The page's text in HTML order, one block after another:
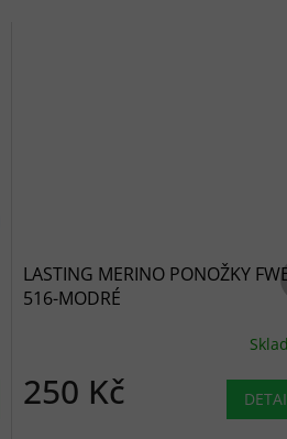
LASTING MERINO PONOŽKY
516-MODRÉ
250 Kč